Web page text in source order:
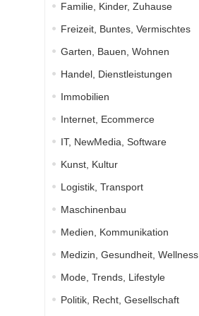
Familie, Kinder, Zuhause
Freizeit, Buntes, Vermischtes
Garten, Bauen, Wohnen
Handel, Dienstleistungen
Immobilien
Internet, Ecommerce
IT, NewMedia, Software
Kunst, Kultur
Logistik, Transport
Maschinenbau
Medien, Kommunikation
Medizin, Gesundheit, Wellness
Mode, Trends, Lifestyle
Politik, Recht, Gesellschaft